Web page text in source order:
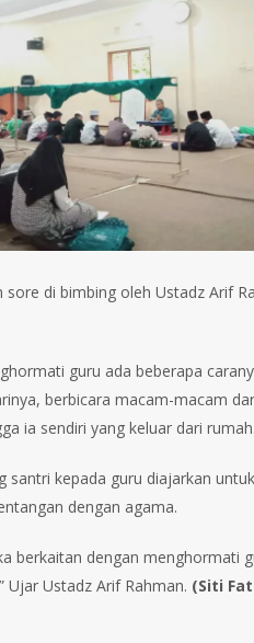
di bimbing oleh Ustadz Arif
guru ada beberapa
berbicara macam-macam
ia sendiri yang keluar dari rumah.
kepada guru diajarkan
dengan agama.
berkaitan dengan menghormati
Ujar Ustadz Arif Rahman. (Siti